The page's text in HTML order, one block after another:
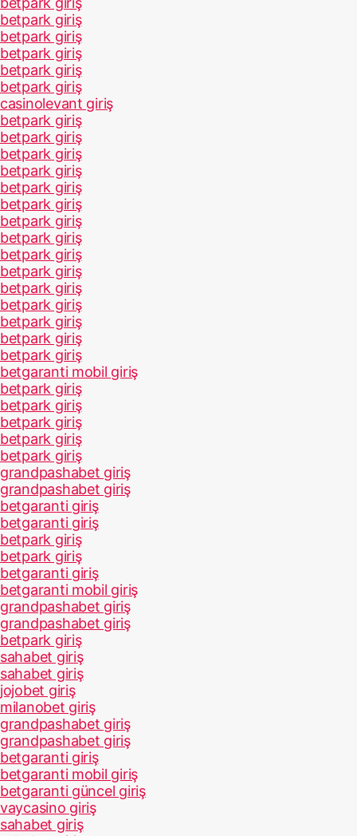
betpark giriş
betpark giriş
betpark giriş
betpark giriş
betpark giriş
casinolevant giriş
betpark giriş
betpark giriş
betpark giriş
betpark giriş
betpark giriş
betpark giriş
betpark giriş
betpark giriş
betpark giriş
betpark giriş
betpark giriş
betpark giriş
betpark giriş
betpark giriş
betpark giriş
betgaranti mobil giriş
betpark giriş
betpark giriş
betpark giriş
betpark giriş
betpark giriş
grandpashabet giriş
grandpashabet giriş
betgaranti giriş
betgaranti giriş
betpark giriş
betpark giriş
betgaranti giriş
betgaranti mobil giriş
grandpashabet giriş
grandpashabet giriş
betpark giriş
sahabet giriş
sahabet giriş
jojobet giriş
milanobet giriş
grandpashabet giriş
grandpashabet giriş
betgaranti giriş
betgaranti mobil giriş
betgaranti güncel giriş
vaycasino giriş
sahabet giriş